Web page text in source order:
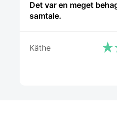
Det var en meget
samtale.
Käthe